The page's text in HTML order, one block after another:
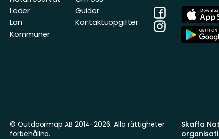
Leder
Län
Kommuner
Guider
Kontaktuppgifter
Facebook
Instagram
App
Store
App
Store
Skaffa
© Outdoormap AB 2014-2026. Alla rättigheter
förbehållna.